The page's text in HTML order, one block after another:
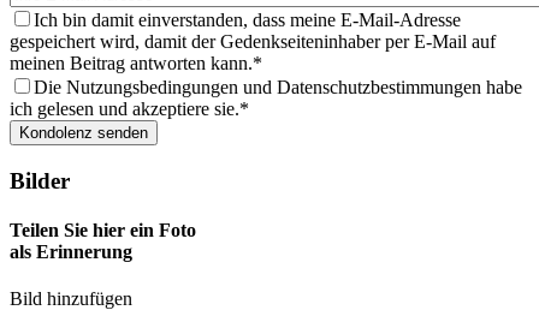
Ich bin damit einverstanden, dass meine E-Mail-Adresse
gespeichert wird, damit der Gedenkseiteninhaber per E-Mail auf
meinen Beitrag antworten kann.
Die Nutzungsbedingungen und Datenschutzbestimmungen habe
ich gelesen und akzeptiere sie.
Bilder
Teilen Sie hier ein Foto
als Erinnerung
Bild hinzufügen